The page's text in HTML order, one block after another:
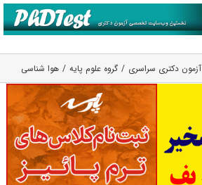
آزمون دکتری سراسری گروه علوم پايه هوا شناسی